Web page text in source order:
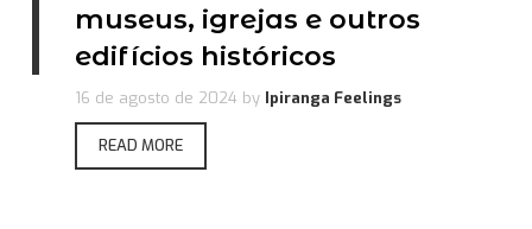
museus, igrejas e outros
edifícios históricos
16 de agosto de 2024 by Ipiranga Feelings
READ MORE